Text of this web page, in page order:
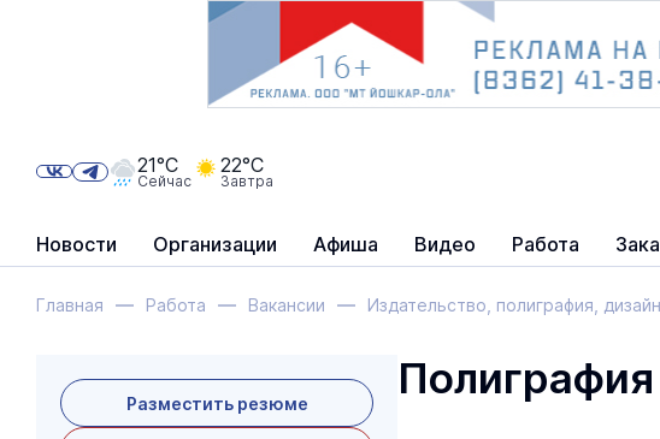
Новости Организации Афиша Видео Работа
21°C
Сейчас
22°C
Завтра
Главная Работа Вакансии Издательство, полиграфия, дизайн
Разместить резюме Полиграфия